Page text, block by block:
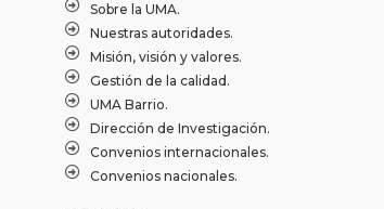
Sobre la UMA.
Nuestras autoridades.
Misión, visión y valores.
Gestión de la calidad.
UMA Barrio.
Dirección de Investigación.
Convenios internacionales.
Convenios nacionales.